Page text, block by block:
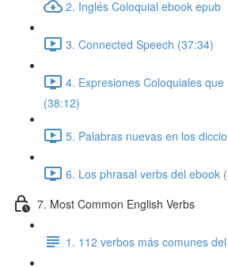
2. Inglés Coloquial ebook epub
3. Connected Speech (37:34)
4. Expresiones Coloquiales
(38:12)
5. Palabras nuevas en los
6. Los phrasal verbs del ebook
7. Most Common English Verbs
1. 112 verbos más comunes